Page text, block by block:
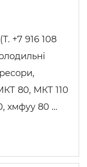
+7 916 108
80, МКТ 110
хмфуу 80 …